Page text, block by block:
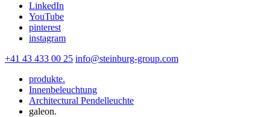
LinkedIn
YouTube
pinterest
instagram
+41 43 433 00 25 info@steinburg-group.com
produkte.
Innenbeleuchtung
Architectural Pendelleuchte
galeon.